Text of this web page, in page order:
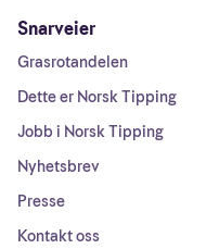
Snarveier
Grasrotandelen
Dette er Norsk Tipping
Jobb i Norsk Tipping
Nyhetsbrev
Presse
Kontakt oss